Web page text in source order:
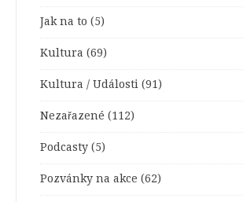
Jak na to (5)
Kultura (69)
Kultura / Události (91)
Nezařazené (112)
Podcasty (5)
Pozvánky na akce (62)